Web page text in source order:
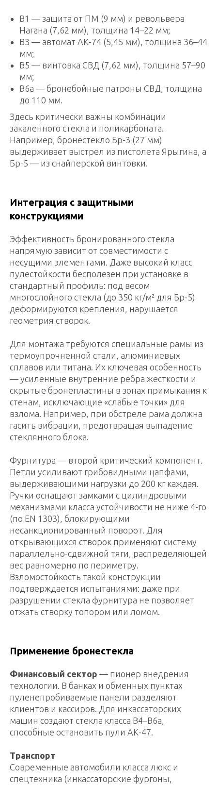
В1 — защита от ПМ (9 мм) и револьвера
Нагана (7,62 мм), толщина 14–22 мм;
В3 — автомат АК-74 (5,45 мм), толщина 36–44
мм;
В5 — винтовка СВД (7,62 мм), толщина 57–90
мм;
В6а — бронебойные патроны СВД, толщина
до 110 мм.
Здесь критически важны комбинации
закаленного стекла и поликарбоната.
Например, бронестекло Бр-3 (27 мм)
выдерживает выстрел из пистолета Ярыгина, а
Бр-5 — из снайперской винтовки.
Интеграция с защитными
конструкциями
Эффективность бронированного стекла
напрямую зависит от совместимости с
несущими элементами. Даже высокий класс
пулестойкости бесполезен при установке в
стандартный профиль: под весом
многослойного стекла (до 350 кг/м² для Бр-5)
деформируются крепления, нарушается
геометрия створок.
Для монтажа требуются специальные рамы из
термоупрочненной стали, алюминиевых
сплавов или титана. Их ключевая особенность
— усиленные внутренние ребра жесткости и
скрытые бронепластины в зонах примыкания к
стенам, исключающие «слабые точки» для
взлома. Например, при обстреле рама должна
гасить вибрации, предотвращая выпадение
стеклянного блока.
Фурнитура — второй критический компонент.
Петли усиливают грибовидными цапфами,
выдерживающими нагрузки до 200 кг каждая.
Ручки оснащают замками с цилиндровыми
механизмами класса устойчивости не ниже 4-го
(по EN 1303), блокирующими
несанкционированный поворот. Для
открывающихся створок применяют систему
параллельно-сдвижной тяги, распределяющей
вес равномерно по периметру.
Взломостойкость такой конструкции
подтверждается испытаниями: даже при
разрушении стекла фурнитура не позволяет
отжать створку топором или ломом.
Применение бронестекла
Финансовый сектор — пионер внедрения
технологии. В банках и обменных пунктах
пуленепробиваемые панели разделяют
клиентов и кассиров. Для инкассаторских
машин создают стекла класса В4–В6а,
способные остановить пули АК-47.
Транспорт
Современные автомобили класса люкс и
спецтехника (инкассаторские фургоны,